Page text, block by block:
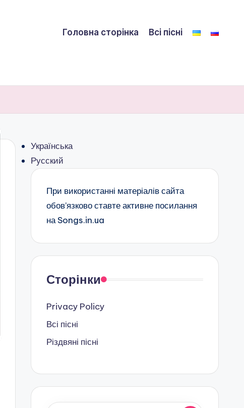
Головна сторінка Всі пісні
Українська
Русский
При використанні матеріалів сайта
обов’язково ставте активне посилання
на Songs.in.ua
Сторінки
Privacy Policy
Всі пісні
Різдвяні пісні